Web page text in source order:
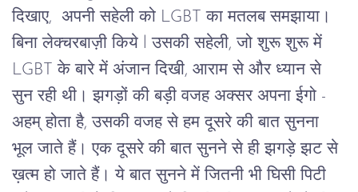
दिखाए,  अपनी सहेली को LGBT का मतलब समझाया।
बिना लेक्चरबाज़ी किये l उसकी सहेली, जो शुरू शुरू में
LGBT के बारे में अंजान दिखी, आराम से और ध्यान से
सुन रही थी। झगड़ों की बड़ी वजह अक्सर अपना ईगो -
अहम् होता है, उसकी वजह से हम दूसरे की बात सुनना
भूल जाते हैं। एक दूसरे की बात सुनने से ही झगड़े झट से
ख़त्म हो जाते हैं। ये बात सुनने में जितनी भी घिसी पिटी